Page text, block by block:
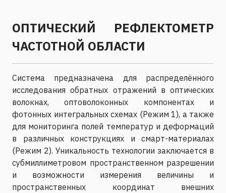
ОПТИЧЕСКИЙ РЕФЛЕКТОМЕТР
ЧАСТОТНОЙ ОБЛАСТИ
Система предназначена для распределённого
исследования обратных отражений в оптических
волокнах, оптоволоконных компонентах и
фотонных интегральных схемах (Режим 1), а также
для мониторинга полей температур и деформаций
в различных конструкциях и смарт-материалах
(Режим 2). Уникальность технологии заключается в
субмиллиметровом пространственном разрешении
и возможности измерения величины и
пространственных координат внешних